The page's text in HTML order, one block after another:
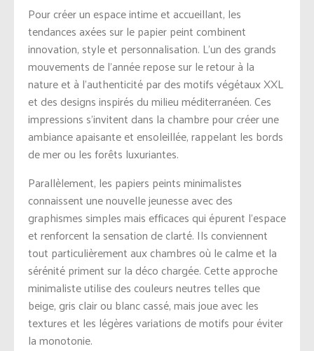
Pour créer un espace intime et accueillant, les
tendances axées sur le papier peint combinent
innovation, style et personnalisation. L’un des grands
mouvements de l’année repose sur le retour à la
nature et à l’authenticité par des motifs végétaux XXL
et des designs inspirés du milieu méditerranéen. Ces
impressions s’invitent dans la chambre pour créer une
ambiance apaisante et ensoleillée, rappelant les bords
de mer ou les forêts luxuriantes.
Parallèlement, les papiers peints minimalistes
connaissent une nouvelle jeunesse avec des
graphismes simples mais efficaces qui épurent l’espace
et renforcent la sensation de clarté. Ils conviennent
tout particulièrement aux chambres où le calme et la
sérénité priment sur la déco chargée. Cette approche
minimaliste utilise des couleurs neutres telles que
beige, gris clair ou blanc cassé, mais joue avec les
textures et les légères variations de motifs pour éviter
la monotonie.